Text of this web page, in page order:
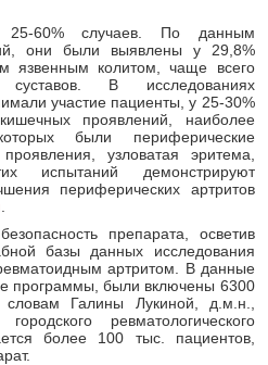
60% случаев. По данным
они были выявлены у 29,8%
язвенным колитом, чаще всего
суставов. В исследованиях
участие пациенты, у 25-30%
проявлений, наиболее
были периферические
узловатая эритема,
испытаний демонстрируют
периферических артритов
препарата, осветив
базы данных исследования
артритом. В данные
программы, были включены 6300
Галины Лукиной, д.м.н.,
ревматологического
более 100 тыс. пациентов,